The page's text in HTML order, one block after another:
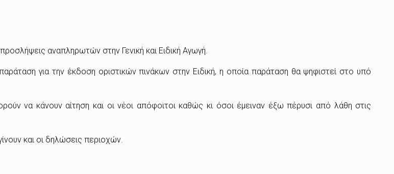
αναπληρωτών στην Γενική και Ειδική Αγωγή.
για την έκδοση οριστικών πινάκων στην Ειδική, η οποία παράταση θα ψηφιστεί στο υπό
να κάνουν αίτηση και οι νέοι απόφοιτοι καθώς κι όσοι έμειναν έξω πέρυσι από λάθη στις
και οι δηλώσεις περιοχών.